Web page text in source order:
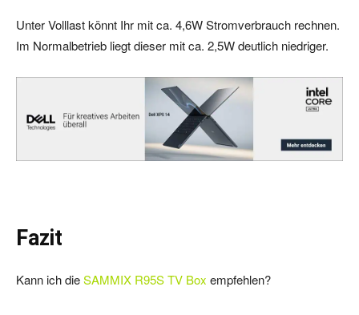
Unter Volllast könnt Ihr mit ca. 4,6W Stromverbrauch rechnen.
Im Normalbetrieb liegt dieser mit ca. 2,5W deutlich niedriger.
Fazit
Kann ich dieSAMMIX R95S TV Box empfehlen?